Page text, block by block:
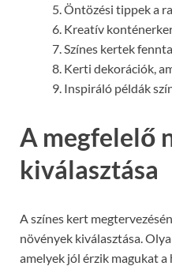
Öntözési tippek a
Kreatív
Színes kertek
Kerti dekorációk,
Inspiráló példák
A megfelelő
kiválasztása
A színes kert
növények kiválasztása.
amelyek jól érzik magukat